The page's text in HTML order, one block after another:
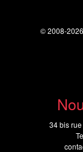
34 bis
© 2008-